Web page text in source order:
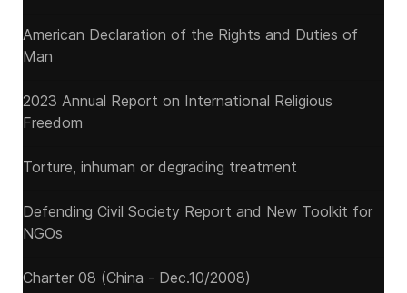
American Declaration of the Rights and Duties of
Man
2023 Annual Report on International Religious
Freedom
Torture, inhuman or degrading treatment
Defending Civil Society Report and New Toolkit for
NGOs
Charter 08 (China - Dec.10/2008)